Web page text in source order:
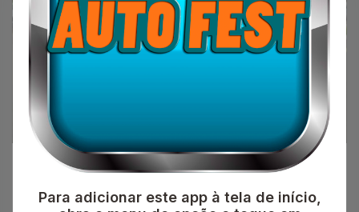
Alonge Motors
CHEVROLET Vectra Hatch 2.0 4P FLEX GT
Para adicionar este app à tela de início,